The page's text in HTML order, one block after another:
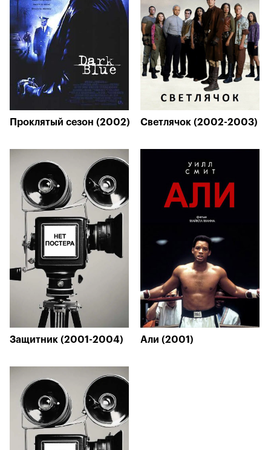
Проклятый сезон (2002) Светлячок (2002-2003)
Защитник (2001-2004) Али (2001)